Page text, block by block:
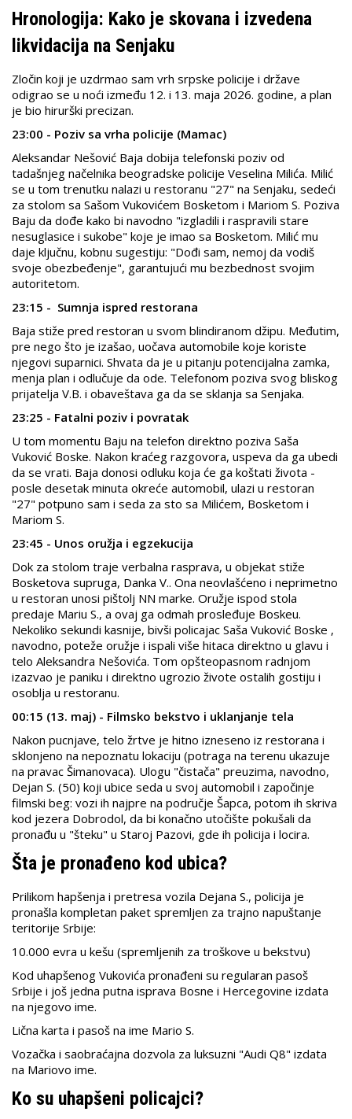
Hronologija: Kako je skovana i izvedena
likvidacija na Senjaku
Zločin koji je uzdrmao sam vrh srpske policije i države
odigrao se u noći između 12. i 13. maja 2026. godine, a plan
je bio hirurški precizan.
23:00 - Poziv sa vrha policije (Mamac)
Aleksandar Nešović Baja dobija telefonski poziv od
tadašnjeg načelnika beogradske policije Veselina Milića. Milić
se u tom trenutku nalazi u restoranu "27" na Senjaku, sedeći
za stolom sa Sašom Vukovićem Bosketom i Mariom S. Poziva
Baju da dođe kako bi navodno "izgladili i raspravili stare
nesuglasice i sukobe" koje je imao sa Bosketom. Milić mu
daje ključnu, kobnu sugestiju: "Dođi sam, nemoj da vodiš
svoje obezbeđenje", garantujući mu bezbednost svojim
autoritetom.
23:15 - Sumnja ispred restorana
Baja stiže pred restoran u svom blindiranom džipu. Međutim,
pre nego što je izašao, uočava automobile koje koriste
njegovi suparnici. Shvata da je u pitanju potencijalna zamka,
menja plan i odlučuje da ode. Telefonom poziva svog bliskog
prijatelja V.B. i obaveštava ga da se sklanja sa Senjaka.
23:25 - Fatalni poziv i povratak
U tom momentu Baju na telefon direktno poziva Saša
Vuković Boske. Nakon kraćeg razgovora, uspeva da ga ubedi
da se vrati. Baja donosi odluku koja će ga koštati života -
posle desetak minuta okreće automobil, ulazi u restoran
"27" potpuno sam i seda za sto sa Milićem, Bosketom i
Mariom S.
23:45 - Unos oružja i egzekucija
Dok za stolom traje verbalna rasprava, u objekat stiže
Bosketova supruga, Danka V.. Ona neovlašćeno i neprimetno
u restoran unosi pištolj NN marke. Oružje ispod stola
predaje Mariu S., a ovaj ga odmah prosleđuje Boskeu.
Nekoliko sekundi kasnije, bivši policajac Saša Vuković Boske ,
navodno, poteže oružje i ispali više hitaca direktno u glavu i
telo Aleksandra Nešovića. Tom opšteopasnom radnjom
izazvao je paniku i direktno ugrozio živote ostalih gostiju i
osoblja u restoranu.
00:15 (13. maj) - Filmsko bekstvo i uklanjanje tela
Nakon pucnjave, telo žrtve je hitno izneseno iz restorana i
sklonjeno na nepoznatu lokaciju (potraga na terenu ukazuje
na pravac Šimanovaca). Ulogu "čistača" preuzima, navodno,
Dejan S. (50) koji ubice seda u svoj automobil i započinje
filmski beg: vozi ih najpre na područje Šapca, potom ih skriva
kod jezera Dobrodol, da bi konačno utočište pokušali da
pronađu u "šteku" u Staroj Pazovi, gde ih policija i locira.
Šta je pronađeno kod ubica?
Prilikom hapšenja i pretresa vozila Dejana S., policija je
pronašla kompletan paket spremljen za trajno napuštanje
teritorije Srbije:
10.000 evra u kešu (spremljenih za troškove u bekstvu)
Kod uhapšenog Vukovića pronađeni su regularan pasoš
Srbije i još jedna putna isprava Bosne i Hercegovine izdata
na njegovo ime.
Lična karta i pasoš na ime Mario S.
Vozačka i saobraćajna dozvola za luksuzni "Audi Q8" izdata
na Mariovo ime.
Ko su uhapšeni policajci?